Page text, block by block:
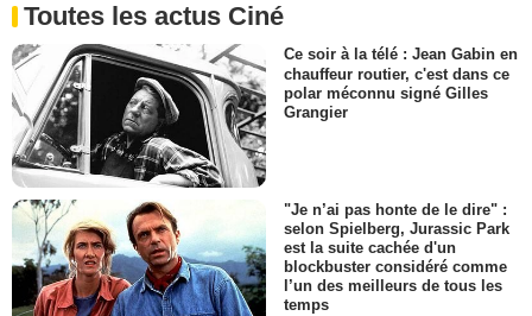
Toutes les actus Ciné
Ce soir à la télé : Jean Gabin en
chauffeur routier, c'est dans ce
polar méconnu signé Gilles
Grangier
"Je n’ai pas honte de le dire" :
selon Spielberg, Jurassic Park
est la suite cachée d'un
blockbuster considéré comme
l’un des meilleurs de tous les
temps